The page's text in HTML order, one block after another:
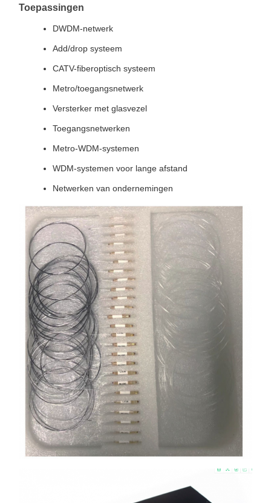
Toepassingen
DWDM-netwerk
Add/drop systeem
CATV-fiberoptisch systeem
Metro/toegangsnetwerk
Versterker met glasvezel
Toegangsnetwerken
Metro-WDM-systemen
WDM-systemen voor lange afstand
Netwerken van ondernemingen